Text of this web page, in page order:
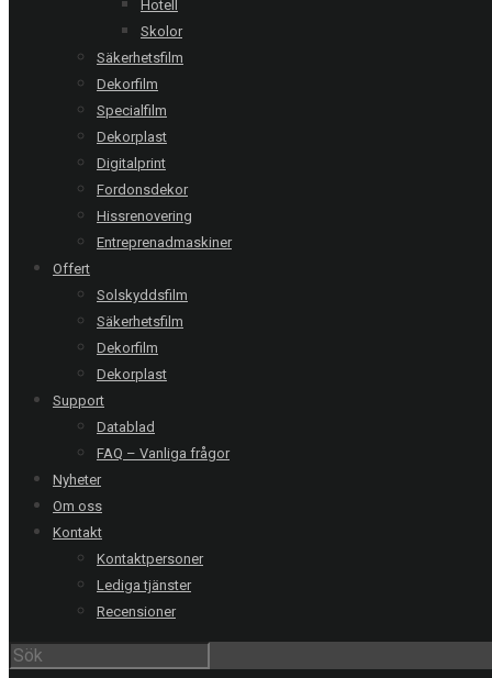
Hotell
Skolor
Säkerhetsfilm
Dekorfilm
Specialfilm
Dekorplast
Digitalprint
Fordonsdekor
Hissrenovering
Entreprenadmaskiner
Offert
Solskyddsfilm
Säkerhetsfilm
Dekorfilm
Dekorplast
Support
Datablad
FAQ – Vanliga frågor
Nyheter
Om oss
Kontakt
Kontaktpersoner
Lediga tjänster
Recensioner
Relaterade referenser
Malmö | Västra Varvsgatan
Natural 80 XC
Malmö | Äldreboende
Chrome 270 XC
Botkyrka | Pølsemannen
Clarity 30 EXT - 6 glas
RING OSS
Stockholm
08-20 66 00
031-711 39 00
Uppsala